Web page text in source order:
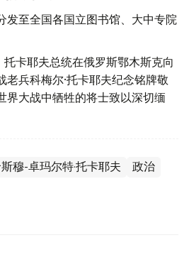
发至全国各国立图书馆、大中专院
托卡耶夫总统在俄罗斯鄂木斯克向
老兵科梅尔·托卡耶夫纪念铭牌敬
界大战中牺牲的将士致以深切缅
穆-卓玛尔特·托卡耶夫 政治